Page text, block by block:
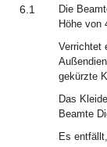
6.1
Die
Höhe von
Verrichtet
gekürzte
Das
Beamte
Es